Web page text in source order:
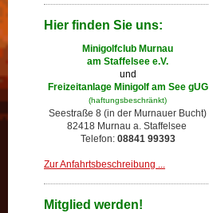
Hier finden Sie uns:
Minigolfclub Murnau
am Staffelsee e.V.
und
Freizeitanlage Minigolf am See gUG
(haftungsbeschränkt)
Seestraße 8 (in der Murnauer Bucht)
82418 Murnau a. Staffelsee
Telefon: 08841 99393
Zur Anfahrtsbeschreibung ...
Mitglied werden!